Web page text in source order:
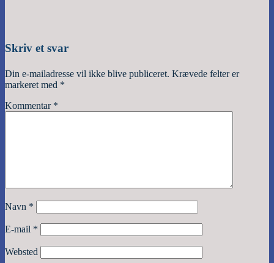
Skriv et svar
Din e-mailadresse vil ikke blive publiceret. Krævede felter er
markeret med *
Kommentar *
Navn *
E-mail *
Websted